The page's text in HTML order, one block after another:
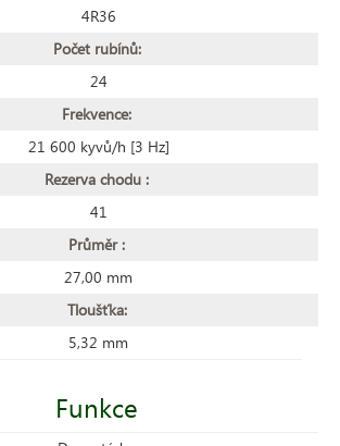
4R36
Počet rubínů:
24
Frekvence:
21 600 kyvů/h [3 Hz]
Rezerva chodu :
41
Průměr :
27,00 mm
Tloušťka:
5,32 mm
Funkce